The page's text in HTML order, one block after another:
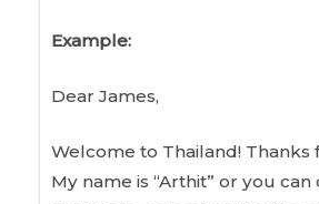
Example:
Dear James,
Welcome to Thailand!
My name is “Arthit” or you